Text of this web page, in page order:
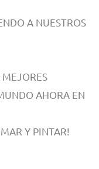
A NUESTROS
MEJORES
AHORA EN
Y PINTAR!